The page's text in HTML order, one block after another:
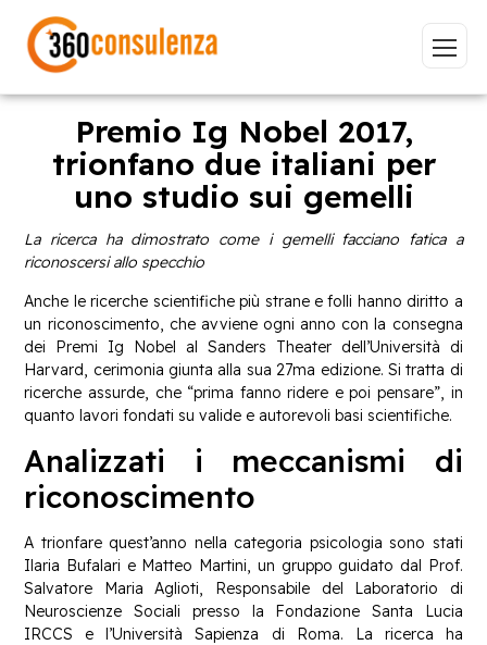
Vai
GDPR NIS2 Bandi ISO 27001
Sviluppo software BeeProd
Inizia a digitare per visualizzare le pagine consigliate.
Premio Ig Nobel 2017,
trionfano due italiani per
uno studio sui gemelli
La ricerca ha dimostrato come i gemelli facciano fatica a
riconoscersi allo specchio
Anche le ricerche scientifiche più strane e folli hanno diritto a
un riconoscimento, che avviene ogni anno con la consegna
dei Premi Ig Nobel al Sanders Theater dell’Università di
Harvard, cerimonia giunta alla sua 27ma edizione. Si tratta di
ricerche assurde, che “prima fanno ridere e poi pensare”, in
quanto lavori fondati su valide e autorevoli basi scientifiche.
Analizzati i meccanismi di
riconoscimento
A trionfare quest’anno nella categoria psicologia sono stati
Ilaria Bufalari e Matteo Martini, un gruppo guidato dal Prof.
Salvatore Maria Aglioti, Responsabile del Laboratorio di
Neuroscienze Sociali presso la Fondazione Santa Lucia
IRCCS e l’Università Sapienza di Roma. La ricerca ha